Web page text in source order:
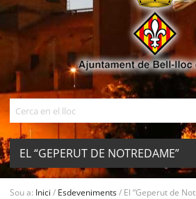
EL “GEPERUT DE NOTREDAME”
Sou a: Inici / Esdeveniments/ El “Geperut de